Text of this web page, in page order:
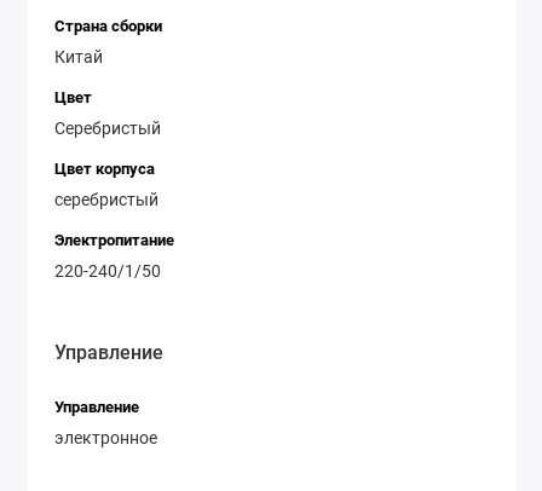
Страна сборки
Китай
Цвет
Серебристый
Цвет корпуса
серебристый
Электропитание
220-240/1/50
Управление
Управление
электронное